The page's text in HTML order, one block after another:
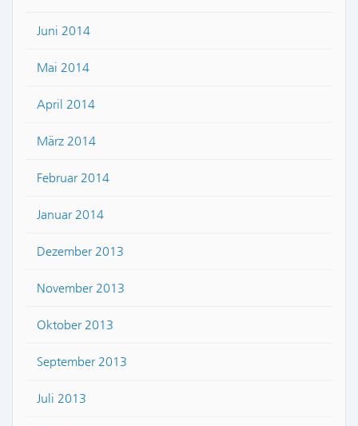
Juni 2014
Mai 2014
April 2014
März 2014
Februar 2014
Januar 2014
Dezember 2013
November 2013
Oktober 2013
September 2013
Juli 2013